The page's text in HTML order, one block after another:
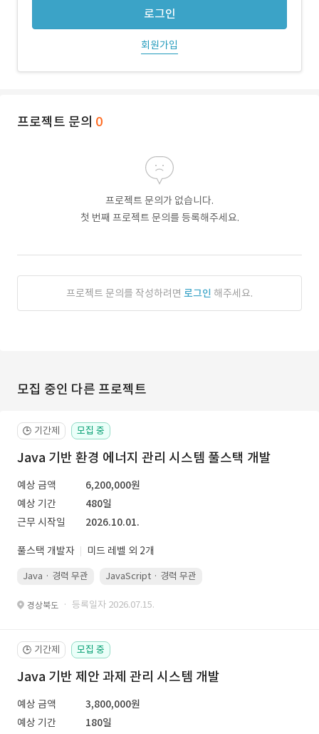
로그인
회원가입
프로젝트 문의 0
프로젝트 문의가 없습니다.
첫 번째 프로젝트 문의를 등록해주세요.
프로젝트 문의를 작성하려면 로그인 해주세요.
모집 중인 다른 프로젝트
🕒 기간제 모집 중
Java 기반 환경 에너지 관리 시스템 풀스택 개발
예상 금액
6,200,000원
예상 기간
480일
근무 시작일
2026.10.01.
풀스택 개발자 미드 레벨 외 2개
Java · 경력 무관 JavaScript · 경력 무관
경상북도 · 등록일자 2026.07.15.
🕒 기간제 모집 중
Java 기반 제안 과제 관리 시스템 개발
예상 금액
3,800,000원
예상 기간
180일